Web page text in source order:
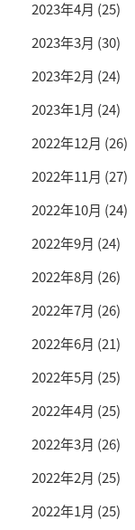
2023年4月 (25)
2023年3月 (30)
2023年2月 (24)
2023年1月 (24)
2022年12月 (26)
2022年11月 (27)
2022年10月 (24)
2022年9月 (24)
2022年8月 (26)
2022年7月 (26)
2022年6月 (21)
2022年5月 (25)
2022年4月 (25)
2022年3月 (26)
2022年2月 (25)
2022年1月 (25)